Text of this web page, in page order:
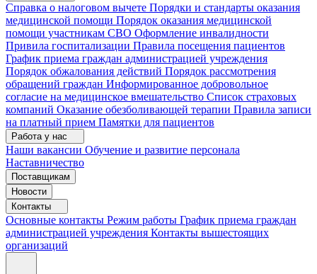
Справка о налоговом вычете Порядки и стандарты оказания
медицинской помощи Порядок оказания медицинской
помощи участникам СВО Оформление инвалидности
Привила госпитализации Правила посещения пациентов
График приема граждан администрацией учреждения
Порядок обжалования действий Порядок рассмотрения
обращений граждан Информированное добровольное
согласие на медицинское вмешательство Список страховых
компаний Оказание обезболивающей терапии Правила записи
на платный прием Памятки для пациентов
Работа у нас
Наши вакансии Обучение и развитие персонала
Наставничество
Поставщикам
Новости
Контакты
Основные контакты Режим работы График приема граждан
администрацией учреждения Контакты вышестоящих
организаций